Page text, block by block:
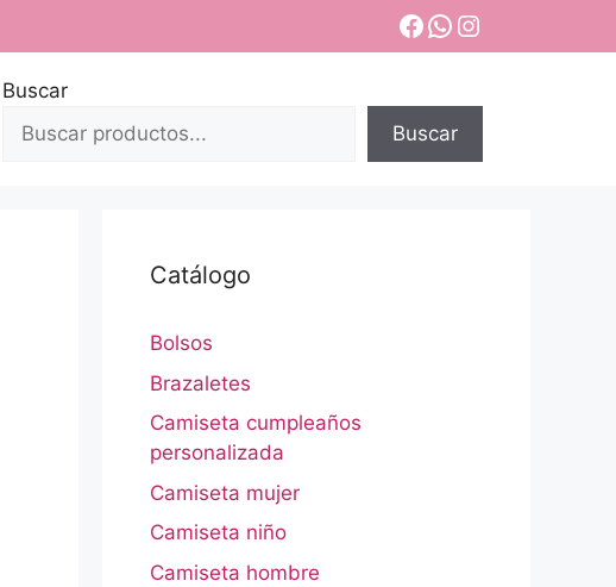
Facebook
WhatsApp
Instagram
Buscar
Buscar
Catálogo
Bolsos
Brazaletes
Camiseta cumpleaños
personalizada
Camiseta mujer
Camiseta niño
Camiseta hombre